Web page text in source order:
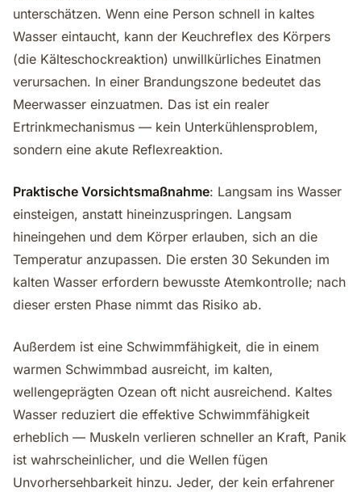
unterschätzen. Wenn eine Person schnell in kaltes
Wasser eintaucht, kann der Keuchreflex des Körpers
(die Kälteschockreaktion) unwillkürliches Einatmen
verursachen. In einer Brandungszone bedeutet das
Meerwasser einzuatmen. Das ist ein realer
Ertrinkmechanismus — kein Unterkühlensproblem,
sondern eine akute Reflexreaktion.
Praktische Vorsichtsmaßnahme: Langsam ins Wasser
einsteigen, anstatt hineinzuspringen. Langsam
hineingehen und dem Körper erlauben, sich an die
Temperatur anzupassen. Die ersten 30 Sekunden im
kalten Wasser erfordern bewusste Atemkontrolle; nach
dieser ersten Phase nimmt das Risiko ab.
Außerdem ist eine Schwimmfähigkeit, die in einem
warmen Schwimmbad ausreicht, im kalten,
wellengeprägten Ozean oft nicht ausreichend. Kaltes
Wasser reduziert die effektive Schwimmfähigkeit
erheblich — Muskeln verlieren schneller an Kraft, Panik
ist wahrscheinlicher, und die Wellen fügen
Unvorhersehbarkeit hinzu. Jeder, der kein erfahrener